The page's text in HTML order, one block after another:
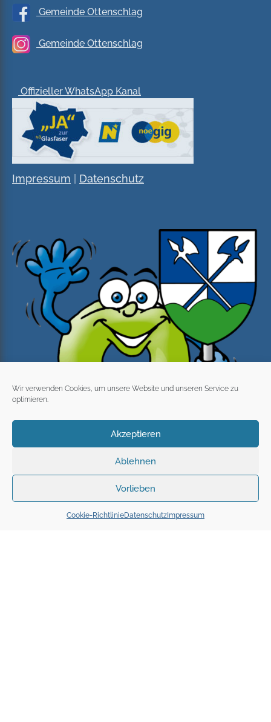
Wir verwenden Cookies, um unsere Website und unseren Service zu
optimieren.
Akzeptieren
Ablehnen
Vorlieben
Cookie-RichtlinieDatenschutz Impressum
Gemeinde Ottenschlag
Gemeinde Ottenschlag
Offizieller WhatsApp Kanal
Impressum Datenschutz